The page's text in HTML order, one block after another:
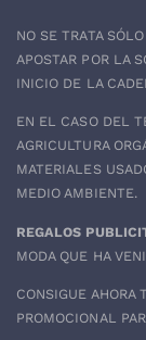
NO SE TRATA
APOSTAR POR LA
INICIO DE LA
EN EL CASO DEL
AGRICULTURA
MATERIALES
MEDIO AMBIENTE.
REGALOS
MODA QUE HA
CONSIGUE AHORA
PROMOCIONAL